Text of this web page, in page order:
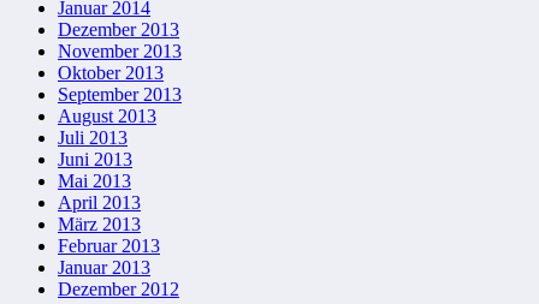
Januar 2014
Dezember 2013
November 2013
Oktober 2013
September 2013
August 2013
Juli 2013
Juni 2013
Mai 2013
April 2013
März 2013
Februar 2013
Januar 2013
Dezember 2012